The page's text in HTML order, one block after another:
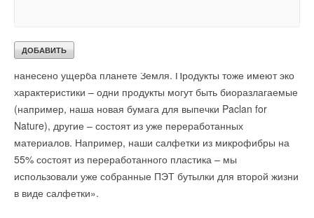
источников, другими словами в цепочке поставки
лесобумажной продукции для данной упаковки не было
нанесено ущерба планете Земля. Продукты тоже имеют эко
характеристики – одни продукты могут быть биоразлагаемые
(например, наша новая бумага для выпечки Paclan for
Nature), другие – состоят из уже переработанных
материалов. Например, наши салфетки из микрофибры на
55% состоят из переработанного пластика – мы
использовали уже собранные ПЭТ бутылки для второй жизни
в виде салфетки».